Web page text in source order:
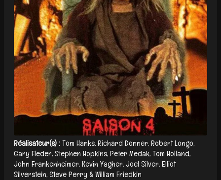
Réalisateur(s) :Tom Hanks, Richard Donner, Robert Longo,
Gary Fleder, Stephen Hopkins, Peter Medak, Tom Holland,
John Frankenheimer, Kevin Yagher, Joel Silver, Elliot
Silverstein, Steve Perry & William Friedkin